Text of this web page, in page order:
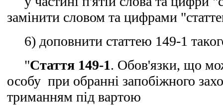
замінити словом та цифрами
6) доповнити статтею 149-1
"Стаття 149-1. Обов'язки, що
особу при обранні запобіжного
триманням під вартою